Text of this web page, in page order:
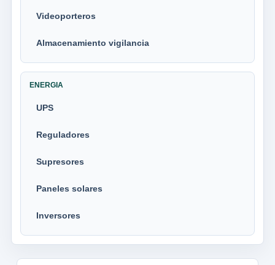
Videoporteros
Almacenamiento vigilancia
ENERGIA
UPS
Reguladores
Supresores
Paneles solares
Inversores